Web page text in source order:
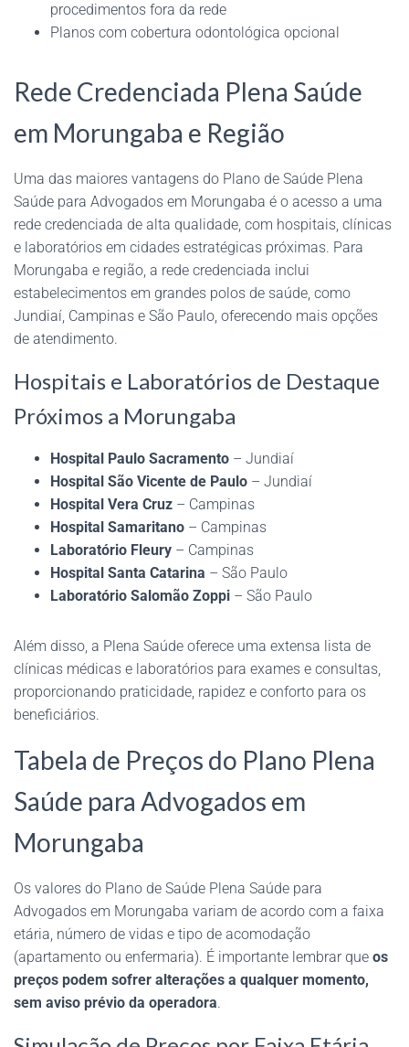
procedimentos fora da rede
Planos com cobertura odontológica opcional
Rede Credenciada Plena Saúde
em Morungaba e Região
Uma das maiores vantagens do Plano de Saúde Plena
Saúde para Advogados em Morungaba é o acesso a uma
rede credenciada de alta qualidade, com hospitais, clínicas
e laboratórios em cidades estratégicas próximas. Para
Morungaba e região, a rede credenciada inclui
estabelecimentos em grandes polos de saúde, como
Jundiaí, Campinas e São Paulo, oferecendo mais opções
de atendimento.
Hospitais e Laboratórios de Destaque
Próximos a Morungaba
Hospital Paulo Sacramento – Jundiaí
Hospital São Vicente de Paulo – Jundiaí
Hospital Vera Cruz – Campinas
Hospital Samaritano – Campinas
Laboratório Fleury – Campinas
Hospital Santa Catarina – São Paulo
Laboratório Salomão Zoppi – São Paulo
Além disso, a Plena Saúde oferece uma extensa lista de
clínicas médicas e laboratórios para exames e consultas,
proporcionando praticidade, rapidez e conforto para os
beneficiários.
Tabela de Preços do Plano Plena
Saúde para Advogados em
Morungaba
Os valores do Plano de Saúde Plena Saúde para
Advogados em Morungaba variam de acordo com a faixa
etária, número de vidas e tipo de acomodação
(apartamento ou enfermaria). É importante lembrar que os
preços podem sofrer alterações a qualquer momento,
sem aviso prévio da operadora.